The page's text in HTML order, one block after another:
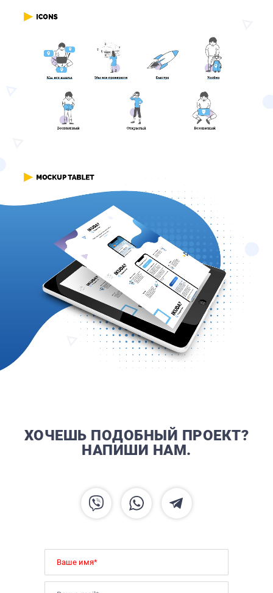
ХОЧЕШЬ ПОДОБНЫЙ ПРОЕКТ?
НАПИШИ НАМ.